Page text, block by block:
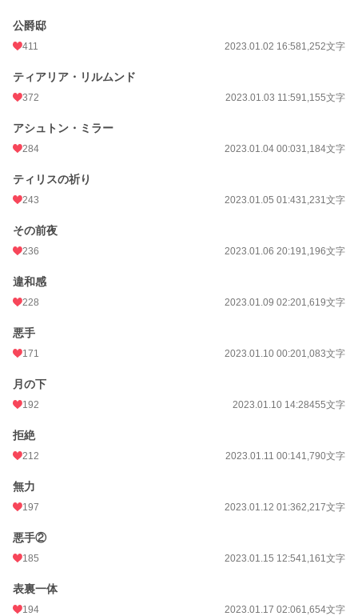
お気に入り
24h.ポイント
文字数 53,338
更新日時
初回公開日時 2023.01.02 04:25
週間ポイント 1,189 pt (7,887 位)
年間ポイント
公爵邸
411 2023.01.02 16:581,252文字
ティアリア・リルムンド
372 2023.01.03 11:591,155文字
アシュトン・ミラー
284 2023.01.04 00:031,184文字
ティリスの祈り
243 2023.01.05 01:431,231文字
その前夜
236 2023.01.06 20:191,196文字
違和感
228 2023.01.09 02:201,619文字
悪手
171 2023.01.10 00:201,083文字
月の下
192 2023.01.10 14:28455文字
拒絶
212 2023.01.11 00:141,790文字
無力
197 2023.01.12 01:362,217文字
悪手②
185 2023.01.15 12:541,161文字
表裏一体
194 2023.01.17 02:061,654文字